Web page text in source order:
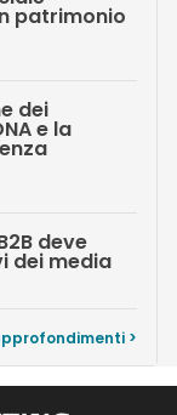
patrimonio
dei
e la
deve
dei media
>